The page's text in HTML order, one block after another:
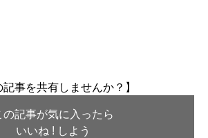
記事を共有しませんか？】
の記事が気に入ったら
いいね ! しよう